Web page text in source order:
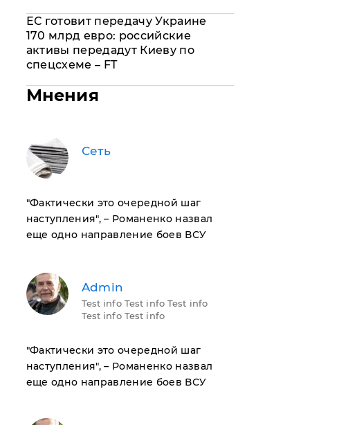
ЕС готовит передачу Украине
170 млрд евро: российские
активы передадут Киеву по
спецсхеме – FT
Мнения
Сеть
​"Фактически это очередной шаг
наступления", – Романенко назвал
еще одно направление боев ВСУ
Admin
Test info Test info Test info
Test info Test info
​"Фактически это очередной шаг
наступления", – Романенко назвал
еще одно направление боев ВСУ